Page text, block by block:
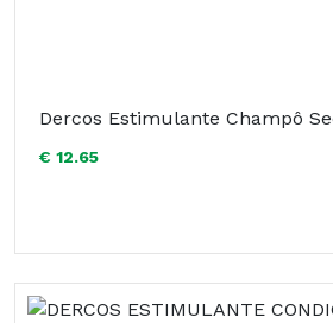
Dercos Estimulante Champô
€ 12.65